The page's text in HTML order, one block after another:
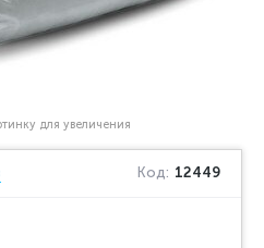
для увеличения
Код: 12449